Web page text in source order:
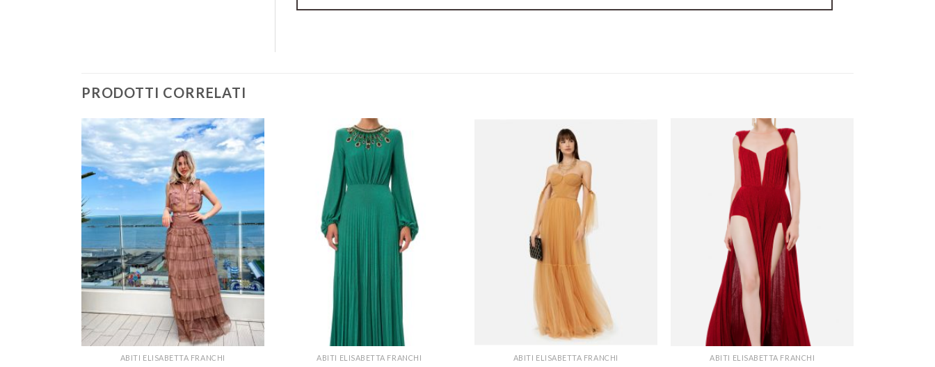
PRODOTTI CORRELATI
ABITI ELISABETTA FRANCHI ABITI ELISABETTA FRANCHI ABITI ELISABETTA FRANCHI ABITI ELISABETTA FRANCHI